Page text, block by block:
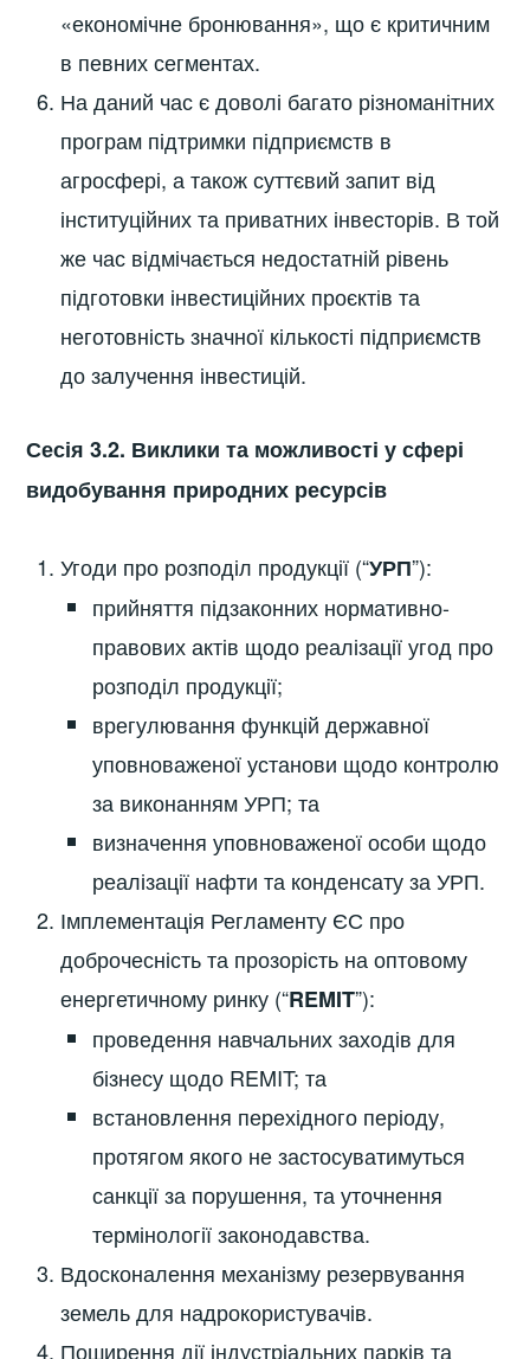
«економічне бронювання», що є критичним
в певних сегментах.
На даний час є доволі багато різноманітних
програм підтримки підприємств в
агросфері, а також суттєвий запит від
інституційних та приватних інвесторів. В той
же час відмічається недостатній рівень
підготовки інвестиційних проєктів та
неготовність значної кількості підприємств
до залучення інвестицій.
Сесія 3.2. Виклики та можливості у сфері
видобування природних ресурсів
Угоди про розподіл продукції (“УРП”):
прийняття підзаконних нормативно-
правових актів щодо реалізації угод про
розподіл продукції;
врегулювання функцій державної
уповноваженої установи щодо контролю
за виконанням УРП; та
визначення уповноваженої особи щодо
реалізації нафти та конденсату за УРП.
Імплементація Регламенту ЄС про
доброчесність та прозорість на оптовому
енергетичному ринку (“REMIT”):
проведення навчальних заходів для
бізнесу щодо REMIT; та
встановлення перехідного періоду,
протягом якого не застосуватимуться
санкції за порушення, та уточнення
термінології законодавства.
Вдосконалення механізму резервування
земель для надрокористувачів.
Поширення дії індустріальних парків та